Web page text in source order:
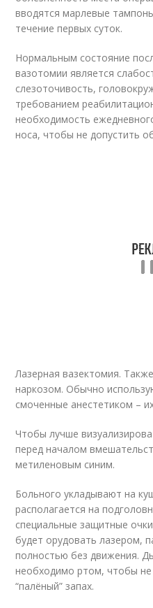
вводятся марлевые
течение первых суток.
Нормальным состояние
вазотомии является
слезоточивость,
требованием
необходимость
носа, чтобы не допустить
Лазерная вазектомия.
наркозом. Обычно
смоченные анестетиком –
Чтобы лучше
перед началом
метиленовым синим.
Больного укладывают на
располагается на
специальные защитные
будет орудовать лазером,
полностью без движения.
необходимо ртом, чтобы не
“палёный” запах.